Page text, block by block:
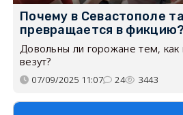
Почему в Севастополе
превращается в
Довольны ли горожане тем, как
везут?
07/09/2025 11:07 24 3443